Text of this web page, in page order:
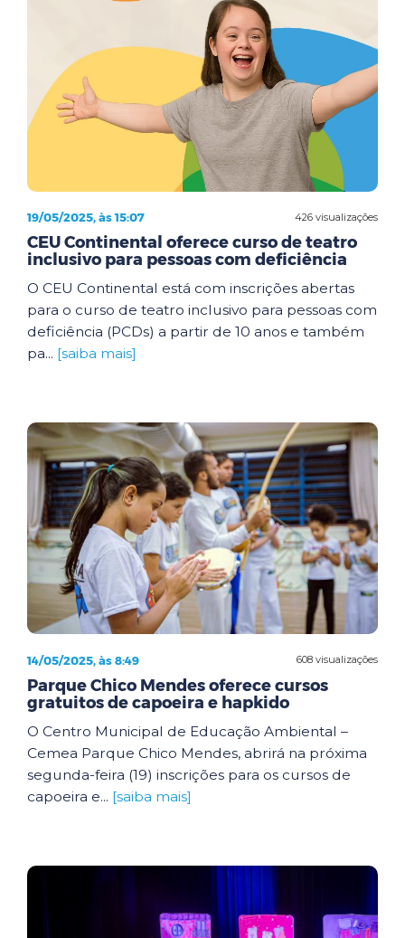
426 visualizações
19/05/2025, às 15:07
CEU Continental oferece curso de teatro
inclusivo para pessoas com deficiência
O CEU Continental está com inscrições abertas
para o curso de teatro inclusivo para pessoas com
deficiência (PCDs) a partir de 10 anos e também
pa... [saiba mais]
608 visualizações
14/05/2025, às 8:49
Parque Chico Mendes oferece cursos
gratuitos de capoeira e hapkido
O Centro Municipal de Educação Ambiental –
Cemea Parque Chico Mendes, abrirá na próxima
segunda-feira (19) inscrições para os cursos de
capoeira e... [saiba mais]